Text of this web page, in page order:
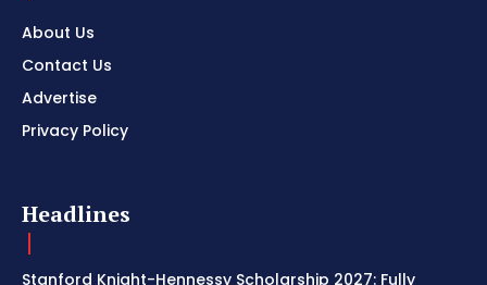
About Us
Contact Us
Advertise
Privacy Policy
Headlines
Stanford Knight-Hennessy Scholarship 2027: Fully